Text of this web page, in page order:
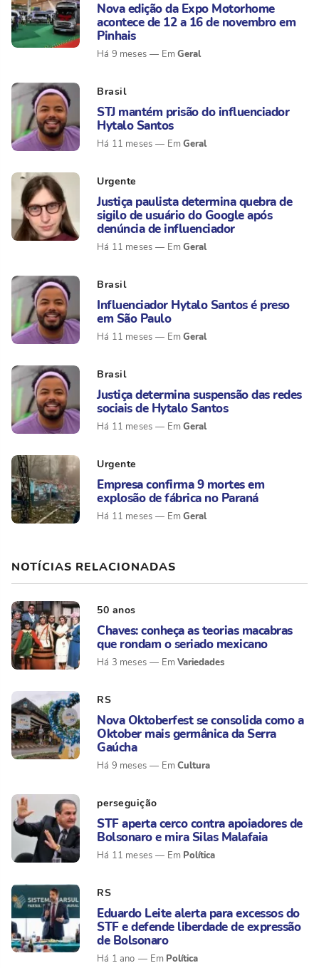
Nova edição da Expo Motorhome
acontece de 12 a 16 de novembro em
Pinhais
Há 9 meses Geral
Brasil
STJ mantém prisão do influenciador
Hytalo Santos
Há 11 meses Geral
Urgente
Justiça paulista determina quebra de
sigilo de usuário do Google após
denúncia de influenciador
Há 11 meses Geral
Brasil
Influenciador Hytalo Santos é preso
em São Paulo
Há 11 meses Geral
Brasil
Justiça determina suspensão das redes
sociais de Hytalo Santos
Há 11 meses Geral
Urgente
Empresa confirma 9 mortes em
explosão de fábrica no Paraná
Há 11 meses Geral
NOTÍCIAS RELACIONADAS
50 anos
Chaves: conheça as teorias macabras
que rondam o seriado mexicano
Há 3 meses Variedades
RS
Nova Oktoberfest se consolida como a
Oktober mais germânica da Serra
Gaúcha
Há 9 meses Cultura
perseguição
STF aperta cerco contra apoiadores de
Bolsonaro e mira Silas Malafaia
Há 11 meses Política
RS
Eduardo Leite alerta para excessos do
STF e defende liberdade de expressão
de Bolsonaro
Há 1 ano Política